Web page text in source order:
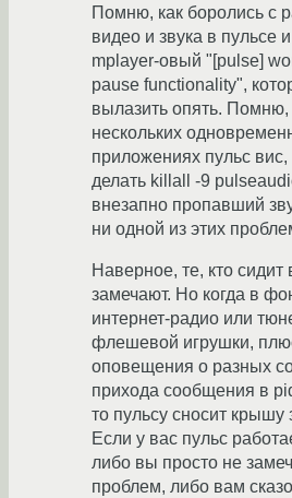
Помню, как боролись с
видео и звука в пульсе
mplayer-овый "[pulse]
pause functionality",
вылазить опять. Помню,
нескольких
приложениях пульс
делать killall -9
внезапно пропавший
ни одной из этих
Наверное, те, кто сидит
замечают. Но когда в
интернет-радио или
флешевой игрушки,
оповещения о разных
прихода сообщения в
то пульсу сносит крышу
Если у вас пульс
либо вы просто не
проблем, либо вам